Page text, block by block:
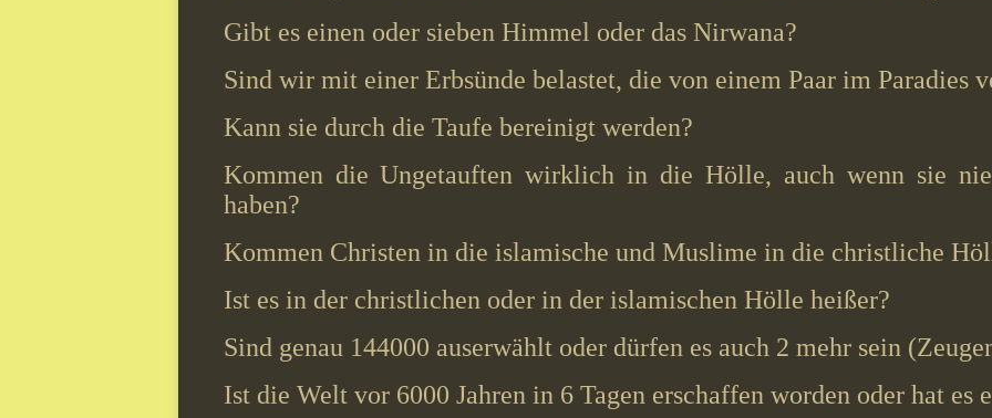
Gibt es einen oder sieben Himmel oder das Nirwana?
Sind wir mit einer Erbsünde belastet, die von einem Paar im Paradies
Kann sie durch die Taufe bereinigt werden?
Kommen die Ungetauften wirklich in die Hölle, auch wenn sie nie
haben?
Kommen Christen in die islamische und Muslime in die christliche
Ist es in der christlichen oder in der islamischen Hölle heißer?
Sind genau 144000 auserwählt oder dürfen es auch 2 mehr sein
Ist die Welt vor 6000 Jahren in 6 Tagen erschaffen worden oder hat es